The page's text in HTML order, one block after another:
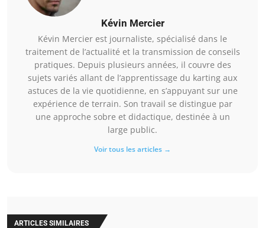
Kévin Mercier
Kévin Mercier est journaliste, spécialisé dans le
traitement de l’actualité et la transmission de conseils
pratiques. Depuis plusieurs années, il couvre des
sujets variés allant de l’apprentissage du karting aux
astuces de la vie quotidienne, en s’appuyant sur une
expérience de terrain. Son travail se distingue par
une approche sobre et didactique, destinée à un
large public.
Voir tous les articles →
ARTICLES SIMILAIRES